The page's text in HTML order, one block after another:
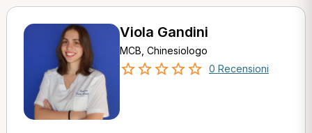
Viola Gandini
MCB, Chinesiologo
0 Recensioni